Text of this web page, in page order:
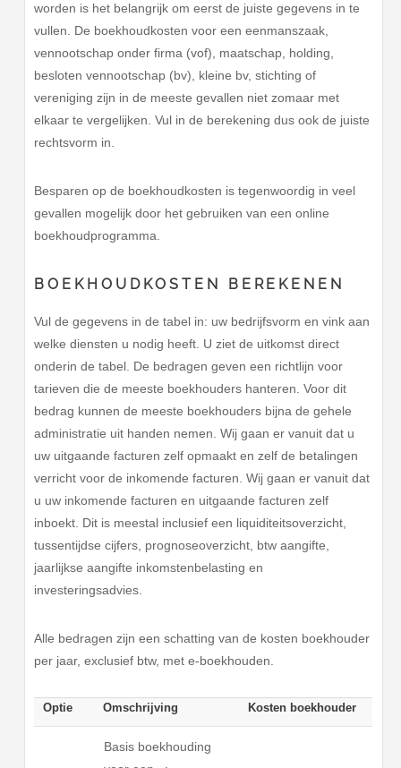
worden is het belangrijk om eerst de juiste gegevens in te
vullen. De boekhoudkosten voor een eenmanszaak,
vennootschap onder firma (vof), maatschap, holding,
besloten vennootschap (bv), kleine bv, stichting of
vereniging zijn in de meeste gevallen niet zomaar met
elkaar te vergelijken. Vul in de berekening dus ook de juiste
rechtsvorm in.
Besparen op de boekhoudkosten is tegenwoordig in veel
gevallen mogelijk door het gebruiken van een online
boekhoudprogramma.
BOEKHOUDKOSTEN BEREKENEN
Vul de gegevens in de tabel in: uw bedrijfsvorm en vink aan
welke diensten u nodig heeft. U ziet de uitkomst direct
onderin de tabel. De bedragen geven een richtlijn voor
tarieven die de meeste boekhouders hanteren. Voor dit
bedrag kunnen de meeste boekhouders bijna de gehele
administratie uit handen nemen. Wij gaan er vanuit dat u
uw uitgaande facturen zelf opmaakt en zelf de betalingen
verricht voor de inkomende facturen. Wij gaan er vanuit dat
u uw inkomende facturen en uitgaande facturen zelf
inboekt. Dit is meestal inclusief een liquiditeitsoverzicht,
tussentijdse cijfers, prognoseoverzicht, btw aangifte,
jaarlijkse aangifte inkomstenbelasting en
investeringsadvies.
Alle bedragen zijn een schatting van de kosten boekhouder
per jaar, exclusief btw, met e-boekhouden.
Optie Omschrijving Kosten boekhouder
Basis boekhouding